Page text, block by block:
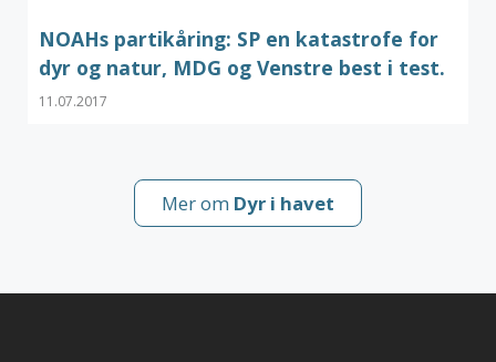
NOAHs partikåring: SP en katastrofe for
dyr og natur, MDG og Venstre best i test.
11.07.2017
Mer om Dyr i havet